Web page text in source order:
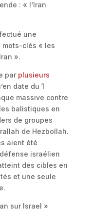
: « l’Iran
une
mots-clés « les
».
par plusieurs
date du 1
massive contre
balistiques en
de groupes
de Hezbollah.
aient été
israélien
des cibles en
et une seule
sur Israel »